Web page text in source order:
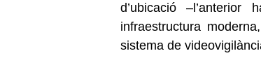
d’ubicació
infraestructura
sistema de